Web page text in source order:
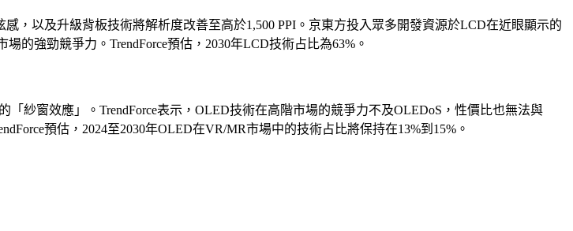
，以及升級背板技術將解析度改善至高於1,500 PPI。京東方投入眾多開發資源於LCD在近眼顯示的
的強勁競爭力。TrendForce預估，2030年LCD技術占比為63%。
紗窗效應」。TrendForce表示，OLED技術在高階市場的競爭力不及OLEDoS，性價比也無法與
預估，2024至2030年OLED在VR/MR市場中的技術占比將保持在13%到15%。